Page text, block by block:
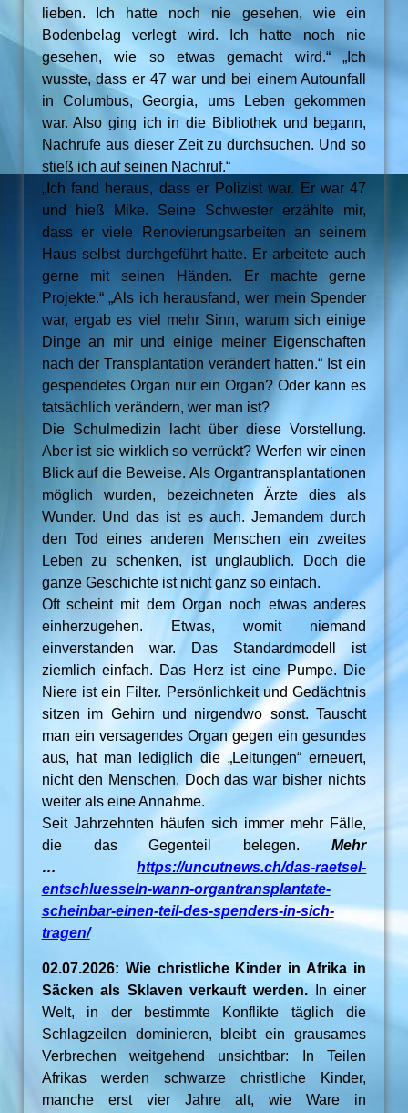
lieben. Ich hatte noch nie gesehen, wie ein
Bodenbelag verlegt wird. Ich hatte noch nie
gesehen, wie so etwas gemacht wird.“ „Ich
wusste, dass er 47 war und bei einem Autounfall
in Columbus, Georgia, ums Leben gekommen
war. Also ging ich in die Bibliothek und begann,
Nachrufe aus dieser Zeit zu durchsuchen. Und so
stieß ich auf seinen Nachruf.“
„Ich fand heraus, dass er Polizist war. Er war 47
und hieß Mike. Seine Schwester erzählte mir,
dass er viele Renovierungsarbeiten an seinem
Haus selbst durchgeführt hatte. Er arbeitete auch
gerne mit seinen Händen. Er machte gerne
Projekte.“ „Als ich herausfand, wer mein Spender
war, ergab es viel mehr Sinn, warum sich einige
Dinge an mir und einige meiner Eigenschaften
nach der Transplantation verändert hatten.“ Ist ein
gespendetes Organ nur ein Organ? Oder kann es
tatsächlich verändern, wer man ist?
Die Schulmedizin lacht über diese Vorstellung.
Aber ist sie wirklich so verrückt? Werfen wir einen
Blick auf die Beweise. Als Organtransplantationen
möglich wurden, bezeichneten Ärzte dies als
Wunder. Und das ist es auch. Jemandem durch
den Tod eines anderen Menschen ein zweites
Leben zu schenken, ist unglaublich. Doch die
ganze Geschichte ist nicht ganz so einfach.
Oft scheint mit dem Organ noch etwas anderes
einherzugehen. Etwas, womit niemand
einverstanden war. Das Standardmodell ist
ziemlich einfach. Das Herz ist eine Pumpe. Die
Niere ist ein Filter. Persönlichkeit und Gedächtnis
sitzen im Gehirn und nirgendwo sonst. Tauscht
man ein versagendes Organ gegen ein gesundes
aus, hat man lediglich die „Leitungen“ erneuert,
nicht den Menschen. Doch das war bisher nichts
weiter als eine Annahme.
Seit Jahrzehnten häufen sich immer mehr Fälle,
die das Gegenteil belegen. Mehr
…https://uncutnews.ch/das-raetsel-
entschluesseln-wann-organtransplantate-
scheinbar-einen-teil-des-spenders-in-sich-
tragen/
02.07.2026: Wie christliche Kinder in Afrika in
Säcken als Sklaven verkauft werden. In einer
Welt, in der bestimmte Konflikte täglich die
Schlagzeilen dominieren, bleibt ein grausames
Verbrechen weitgehend unsichtbar: In Teilen
Afrikas werden schwarze christliche Kinder,
manche erst vier Jahre alt, wie Ware in